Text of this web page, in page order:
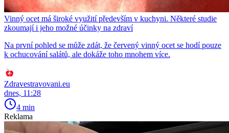
Vinný ocet má široké využití především v kuchyni. Některé studie
zkoumají i jeho možné účinky na zdraví
Na první pohled se může zdát, že červený vinný ocet se hodí pouze
k ochucování salátů, ale dokáže toho mnohem více.
Zdravestravovani.eu
dnes, 11:28
4 min
Reklama